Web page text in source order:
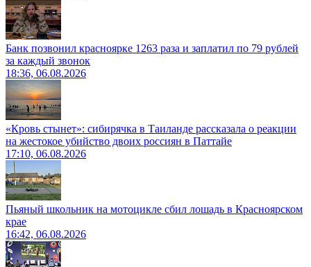
Банк позвонил красноярке 1263 раза и заплатил по 79 рублей
за каждый звонок
18:36, 06.08.2026
«Кровь стынет»: сибирячка в Таиланде рассказала о реакции
на жестокое убийство двоих россиян в Паттайе
17:10, 06.08.2026
Пьяный школьник на мотоцикле сбил лошадь в Красноярском
крае
16:42, 06.08.2026